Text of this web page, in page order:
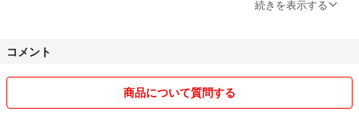
気持ちの良いやり取りを心がけています😊
どうぞ最後までよろしくお願いいたします🙂‍↕️
続きを表示する
コメント
商品について質問する